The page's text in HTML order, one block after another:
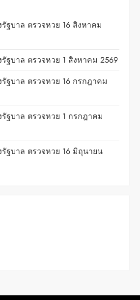
ฐบาล ตรวจหวย 16 สิงหาคม
ฐบาล ตรวจหวย 1 สิงหาคม 2569
ฐบาล ตรวจหวย 16 กรกฎาคม
ฐบาล ตรวจหวย 1 กรกฎาคม
ฐบาล ตรวจหวย 16 มิถุนายน